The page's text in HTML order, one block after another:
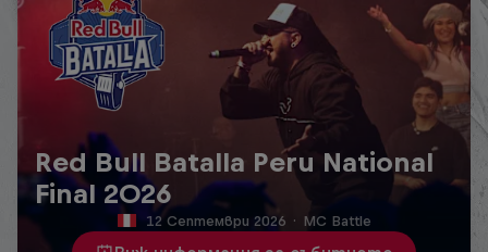
Red Bull Batalla Peru National
Final 2026
12 Септември 2026 · MC Battle